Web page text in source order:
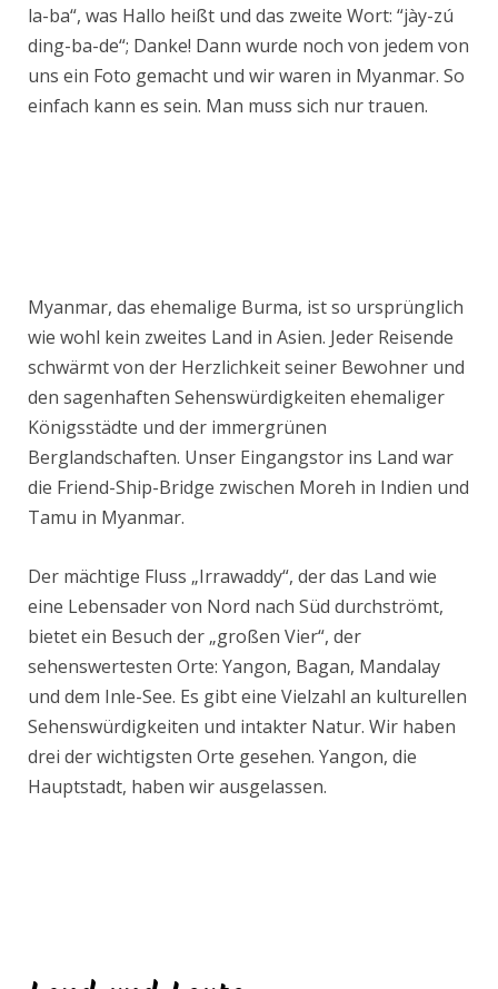
la-ba“, was Hallo heißt und das zweite Wort: “jày-zú
ding-ba-de“; Danke! Dann wurde noch von jedem von
uns ein Foto gemacht und wir waren in Myanmar. So
einfach kann es sein. Man muss sich nur trauen.
Myanmar, das ehemalige Burma, ist so ursprünglich
wie wohl kein zweites Land in Asien. Jeder Reisende
schwärmt von der Herzlichkeit seiner Bewohner und
den sagenhaften Sehenswürdigkeiten ehemaliger
Königsstädte und der immergrünen
Berglandschaften. Unser Eingangstor ins Land war
die Friend-Ship-Bridge zwischen Moreh in Indien und
Tamu in Myanmar.
Der mächtige Fluss „Irrawaddy“, der das Land wie
eine Lebensader von Nord nach Süd durchströmt,
bietet ein Besuch der „großen Vier“, der
sehenswertesten Orte: Yangon, Bagan, Mandalay
und dem Inle-See. Es gibt eine Vielzahl an kulturellen
Sehenswürdigkeiten und intakter Natur. Wir haben
drei der wichtigsten Orte gesehen. Yangon, die
Hauptstadt, haben wir ausgelassen.